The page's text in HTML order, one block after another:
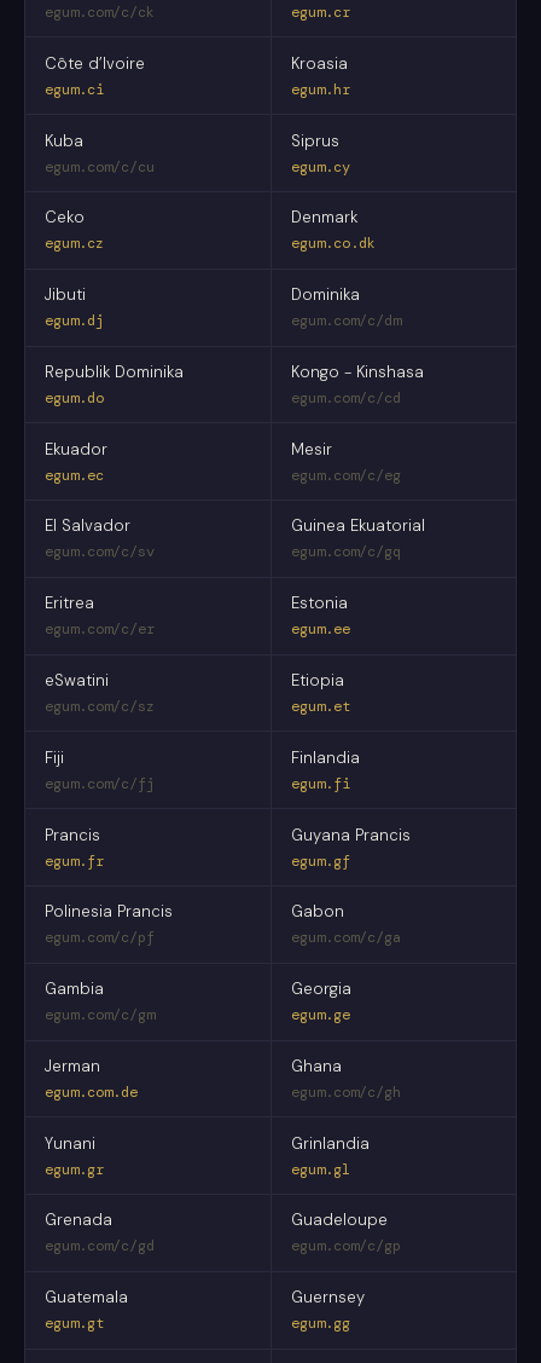
egum.com/c/ck egum.cr
Côte d’Ivoire
egum.ci
Kroasia
egum.hr
Kuba
egum.com/c/cu
Siprus
egum.cy
Ceko
egum.cz
Denmark
egum.co.dk
Jibuti
egum.dj
Dominika
egum.com/c/dm
Republik Dominika
egum.do
Kongo - Kinshasa
egum.com/c/cd
Ekuador
egum.ec
Mesir
egum.com/c/eg
El Salvador
egum.com/c/sv
Guinea Ekuatorial
egum.com/c/gq
Eritrea
egum.com/c/er
Estonia
egum.ee
eSwatini
egum.com/c/sz
Etiopia
egum.et
Fiji
egum.com/c/fj
Finlandia
egum.fi
Prancis
egum.fr
Guyana Prancis
egum.gf
Polinesia Prancis
egum.com/c/pf
Gabon
egum.com/c/ga
Gambia
egum.com/c/gm
Georgia
egum.ge
Jerman
egum.com.de
Ghana
egum.com/c/gh
Yunani
egum.gr
Grinlandia
egum.gl
Grenada
egum.com/c/gd
Guadeloupe
egum.com/c/gp
Guatemala
egum.gt
Guernsey
egum.gg